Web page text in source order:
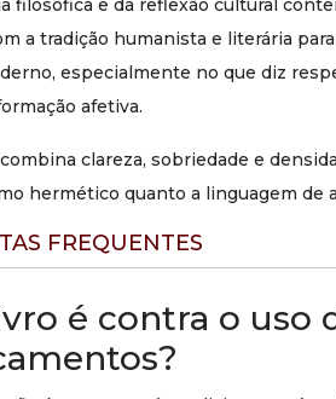
filosófica e da reflexão cultural
a tradição humanista e literária
especialmente no que diz
afetiva.
clareza, sobriedade e
hermético quanto a linguagem de
FREQUENTES
é contra o uso